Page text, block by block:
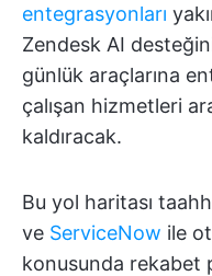
entegrasyonları
Zendesk AI
günlük araçlarına
çalışan hizmetleri
kaldıracak.
Bu yol haritası
ve ServiceNow ile
konusunda rekabet